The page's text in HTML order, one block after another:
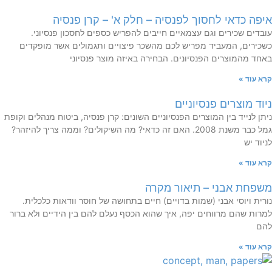
איפה כדאי לחסוך לפנסיה – חלק א' – קרן פנסיה
עובדים שכירים וגם עצמאיים חייבים להפריש כספים לחסכון פנסיוני.
כשכירים, המעביד מפריש לכם מהשכר פיצויים ותגמולים אשר מופקדים
באחד מהמוצרים הפנסיונים. הבחירה באיזה מוצר פנסיוני
קרא עוד »
ניוד מוצרים פנסיוניים
ניתן לנייד בין המוצרים הפנסיוניים השונים: קרן פנסיה, ביטוח מנהלים וקופת
גמל כבר משנת 2008. האם זה כדאי? מה השיקולים? וממה צריך להיזהר?
לניוד יש
קרא עוד »
משפחת אבני – תיאור מקרה
נורית ויוסי אבני (שמות בדויים) חיים בתחושה של חוסר וודאות כלכלית.
למרות שהם מרווחים יפה, איך שהוא הכסף נעלם להם בין הידיים ולא ברור
להם
קרא עוד »